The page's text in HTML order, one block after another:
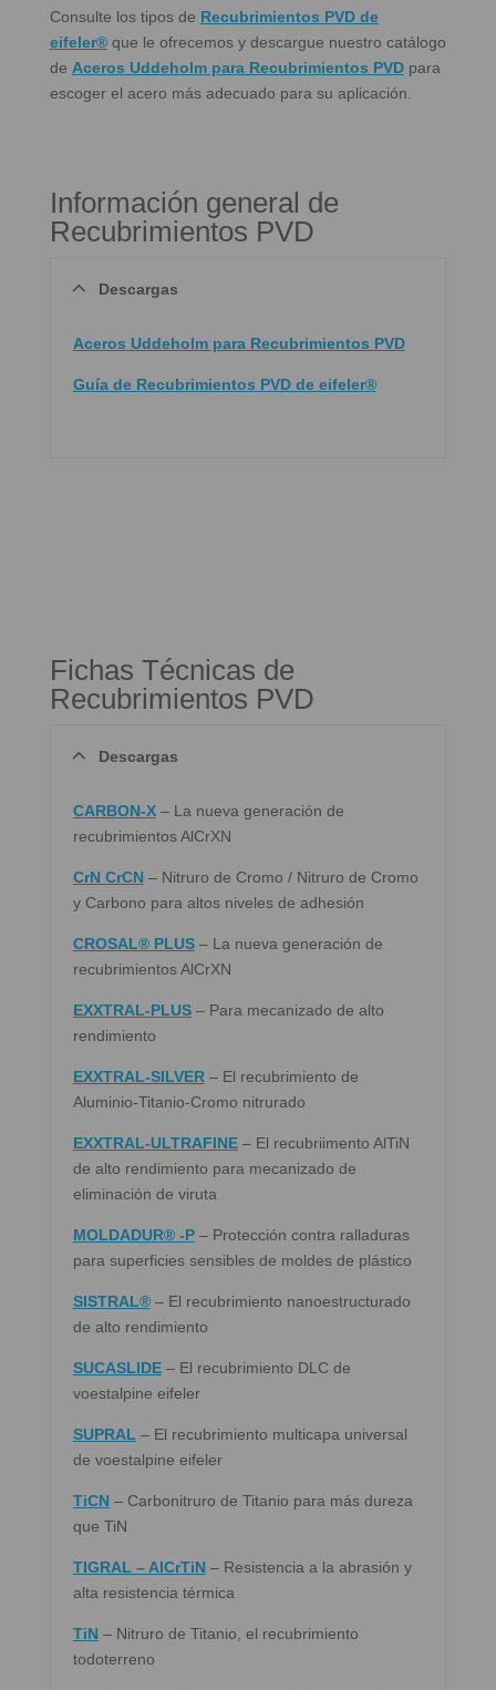
Consulte los tipos de Recubrimientos PVD de
eifeler®que le ofrecemos y descargue nuestro catálogo
de Aceros Uddeholm para Recubrimientos PVDpara
escoger el acero más adecuado para su aplicación.
Información general de
Recubrimientos PVD
Descargas
Aceros Uddeholm para Recubrimientos PVD
Guía de Recubrimientos PVD de eifeler®
Fichas Técnicas de
Recubrimientos PVD
Descargas
CARBON-X– La nueva generación de
recubrimientos AlCrXN
CrN CrCN – Nitruro de Cromo / Nitruro de Cromo
y Carbono para altos niveles de adhesión
CROSAL® PLUS– La nueva generación de
recubrimientos AlCrXN
EXXTRAL-PLUS– Para mecanizado de alto
rendimiento
EXXTRAL-SILVER– El recubrimiento de
Aluminio-Titanio-Cromo nitrurado
EXXTRAL-ULTRAFINE– El recubriimento AlTiN
de alto rendimiento para mecanizado de
eliminación de viruta
MOLDADUR® -P – Protección contra ralladuras
para superficies sensibles de moldes de plástico
SISTRAL®– El recubrimiento nanoestructurado
de alto rendimiento
SUCASLIDE– El recubrimiento DLC de
voestalpine eifeler
SUPRAL – El recubrimiento multicapa universal
de voestalpine eifeler
TiCN – Carbonitruro de Titanio para más dureza
que TiN
TIGRAL – AlCrTiN – Resistencia a la abrasión y
alta resistencia térmica
TiN – Nitruro de Titanio, el recubrimiento
todoterreno